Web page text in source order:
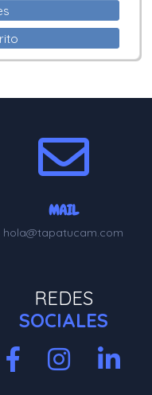
MAIL
hola@tapatucam.com
REDES
SOCIALES